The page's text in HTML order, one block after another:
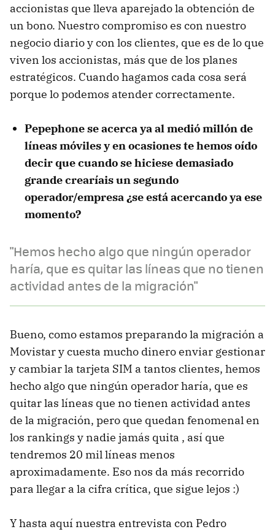
accionistas que lleva aparejado la obtención de
un bono. Nuestro compromiso es con nuestro
negocio diario y con los clientes, que es de lo que
viven los accionistas, más que de los planes
estratégicos. Cuando hagamos cada cosa será
porque lo podemos atender correctamente.
Pepephone se acerca ya al medió millón de
líneas móviles y en ocasiones te hemos oído
decir que cuando se hiciese demasiado
grande crearíais un segundo
operador/empresa ¿se está acercando ya ese
momento?
"Hemos hecho algo que ningún operador
haría, que es quitar las líneas que no tienen
actividad antes de la migración"
Bueno, como estamos preparando la migración a
Movistar y cuesta mucho dinero enviar gestionar
y cambiar la tarjeta SIM a tantos clientes, hemos
hecho algo que ningún operador haría, que es
quitar las líneas que no tienen actividad antes
de la migración, pero que quedan fenomenal en
los rankings y nadie jamás quita , así que
tendremos 20 mil líneas menos
aproximadamente. Eso nos da más recorrido
para llegar a la cifra crítica, que sigue lejos :)
Y hasta aquí nuestra entrevista con Pedro